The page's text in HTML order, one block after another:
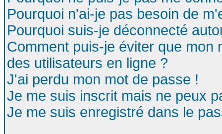
Pourquoi n'ai-je pas besoin de
Pourquoi suis-je déconnecté
Comment puis-je éviter que mon
des utilisateurs en ligne ?
J'ai perdu mon mot de passe !
Je me suis inscrit mais ne peux
Je me suis enregistré dans le